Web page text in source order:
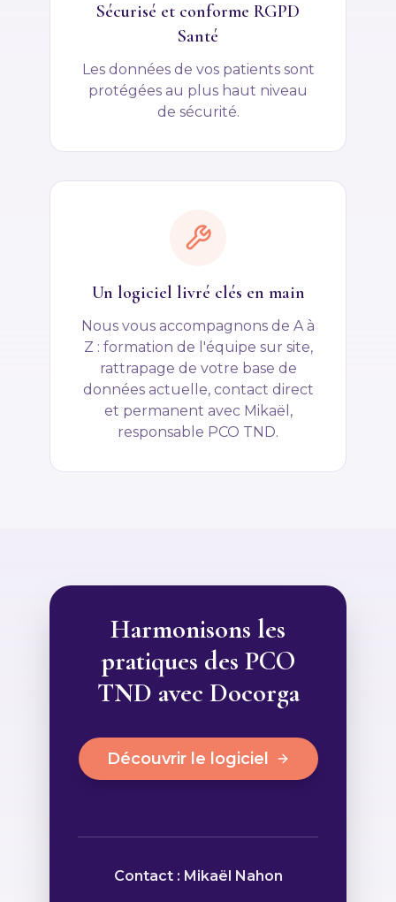
Sécurisé et conforme RGPD
Santé
Les données de vos patients sont
protégées au plus haut niveau
de sécurité.
Un logiciel livré clés en main
Nous vous accompagnons de A à
Z : formation de l'équipe sur site,
rattrapage de votre base de
données actuelle, contact direct
et permanent avec Mikaël,
responsable PCO TND.
Harmonisons les
pratiques des PCO
TND avec Docorga
Découvrir le logiciel
Contact : Mikaël Nahon